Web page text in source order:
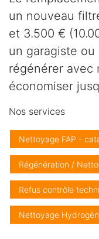
un nouveau
et 3.500 €
un garagiste
régénérer avec
économiser
Nos services
Nettoyage FAP -
Régénération /
Refus contrôle
Nettoyage